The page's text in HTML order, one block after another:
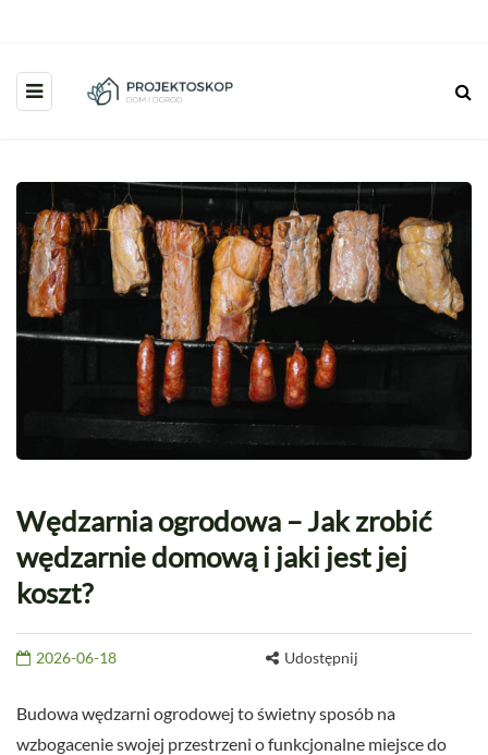
Wędzarnia ogrodowa – Jak zrobić
wędzarnie domową i jaki jest jej
koszt?
2026-06-18 Udostępnij
Budowa wędzarni ogrodowej to świetny sposób na
wzbogacenie swojej przestrzeni o funkcjonalne miejsce do